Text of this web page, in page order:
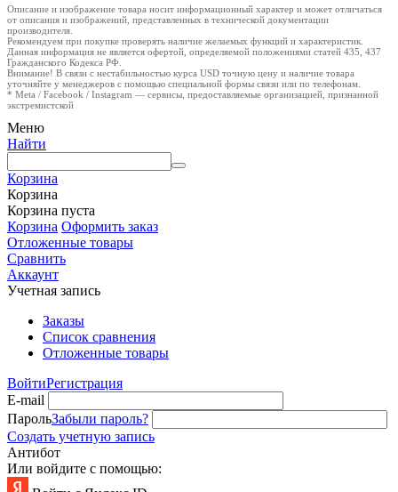
Описание и изображение товара носит информационный характер и может отличаться
от описания и изображений, представленных в технической документации
производителя.
Рекомендуем при покупке проверять наличие желаемых функций и характеристик.
Данная информация не является офертой, определяемой положениями статей 435, 437
Гражданского Кодекса РФ.
Внимание! В связи с нестабильностью курса USD точную цену и наличие товара
уточняйте у менеджеров с помощью специальной формы связи или по телефонам.
* Meta / Facebook / Instagram — сервисы, предоставляемые организацией, признанной
экстремистской
Меню
Найти
Корзина
Корзина
Корзина пуста
Корзина Оформить заказ
Отложенные товары
Сравнить
Аккаунт
Учетная запись
Заказы
Список сравнения
Отложенные товары
ВойтиРегистрация
E-mail
ПарольЗабыли пароль?
Создать учетную запись
Антибот
Или войдите с помощью: